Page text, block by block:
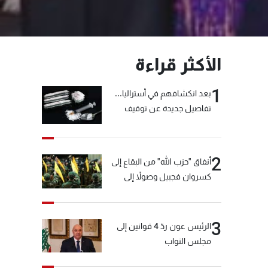
الأكثر قراءة
1بعد انكشافهم في أستراليا...
تفاصيل جديدة عن توقيف
2أنفاق "حزب الله" من البقاع إلى
كسروان فجبيل وصولاً إلى
3
الرئيس عون ردّ 4 قوانين إلى
مجلس النواب